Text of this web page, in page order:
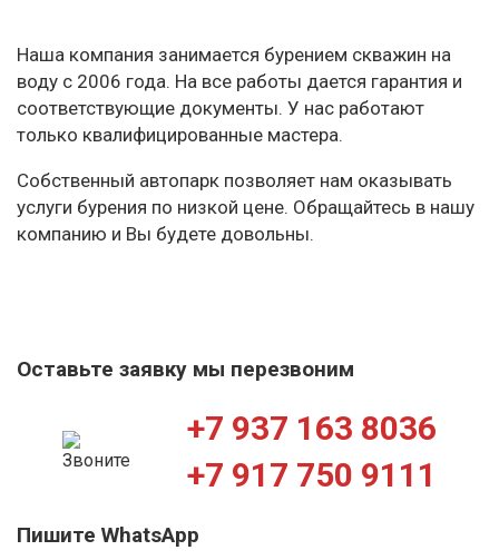
Наша компания занимается бурением скважин на
воду с 2006 года. На все работы дается гарантия и
соответствующие документы. У нас работают
только квалифицированные мастера.
Собственный автопарк позволяет нам оказывать
услуги бурения по низкой цене. Обращайтесь в нашу
компанию и Вы будете довольны.
Оставьте заявку мы перезвоним
+7 937 163 8036
+7 917 750 9111
Пишите WhatsApp